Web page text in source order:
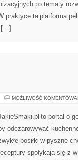
po tematy
praktyce ta platforma
[…]
MOŻLIWOŚĆ
to portal o
by odczarowywać
posiłki w pyszne
spotykają się z